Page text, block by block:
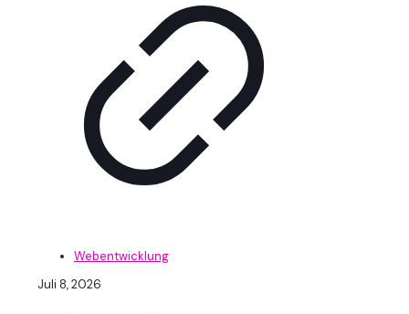
Webentwicklung
Juli 8, 2026